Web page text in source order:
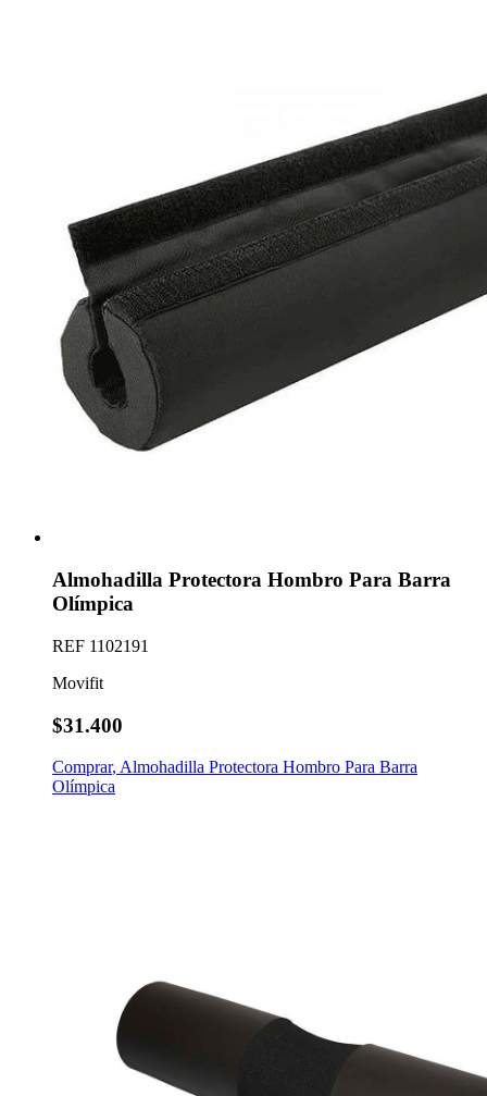
Almohadilla Protectora Hombro Para Barra
Olímpica
REF 1102191
Movifit
$31.400
Comprar, Almohadilla Protectora Hombro Para Barra
Olímpica